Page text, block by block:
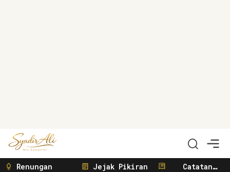
Syadir Ali
Menulis, Berbisnis, Meliput, Menggerakkan
Renungan Jejak Pikiran
Catatan